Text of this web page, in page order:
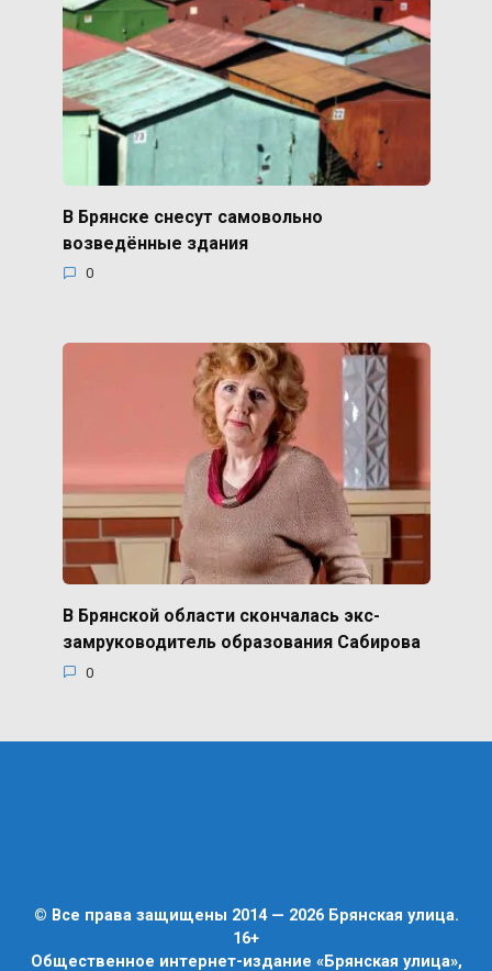
В Брянске снесут самовольно
возведённые здания
0
В Брянской области скончалась экс-
замруководитель образования Сабирова
0
© Все права защищены 2014 — 2026 Брянская улица.
16+
Общественное интернет-издание «Брянская улица»,